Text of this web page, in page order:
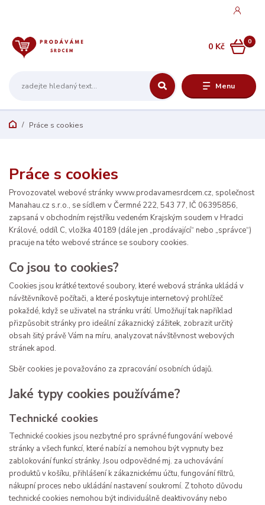
Menu
0
0 Kč
Práce s cookies
Práce s cookies
Provozovatel webové stránky www.prodavamesrdcem.cz, společnost
Manahau.cz s.r.o., se sídlem v Čermné 222, 543 77, IČ 06395856,
zapsaná v obchodním rejstříku vedeném Krajským soudem v Hradci
Králové, oddíl C, vložka 40189 (dále jen „prodávající“ nebo „správce“)
pracuje na této webové stránce se soubory cookies.
Co jsou to cookies?
Cookies jsou krátké textové soubory, které webová stránka ukládá v
návštěvníkově počítači, a které poskytuje internetový prohlížeč
pokaždé, když se uživatel na stránku vrátí. Umožňují tak například
přizpůsobit stránky pro ideální zákaznický zážitek, zobrazit určitý
obsah šitý právě Vám na míru, analyzovat návštěvnost webových
stránek apod.
Sběr cookies je považováno za zpracování osobních údajů.
Jaké typy cookies používáme?
Technické cookies
Technické cookies jsou nezbytné pro správné fungování webové
stránky a všech funkcí, které nabízí a nemohou být vypnuty bez
zablokování funkcí stránky. Jsou odpovědné mj. za uchovávání
produktů v košíku, přihlášení k zákaznickému účtu, fungování filtrů,
nákupní proces nebo ukládání nastavení soukromí. Z tohoto důvodu
technické cookies nemohou být individuálně deaktivovány nebo